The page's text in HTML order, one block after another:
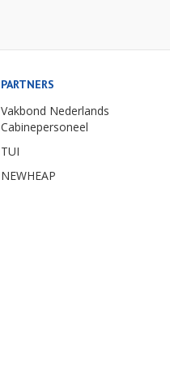
PARTNERS
Vakbond Nederlands
Cabinepersoneel
TUI
NEWHEAP